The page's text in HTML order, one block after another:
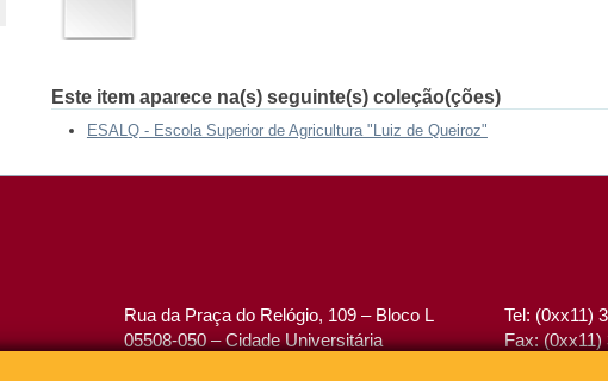
Este item aparece na(s) seguinte(s) coleção(ções)
ESALQ - Escola Superior de Agricultura "Luiz de Queiroz"
Rua da Praça do Relógio, 109 – Bloco L
05508-050 – Cidade Universitária
Tel: (0xx11)
Fax: (0xx11)